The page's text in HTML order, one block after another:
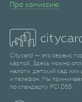
Про комиссию
Citycard — это сервис
картой. Здесь можно
налоги, детский сад
и телефон. Мы
по стандарту PCI DSS.